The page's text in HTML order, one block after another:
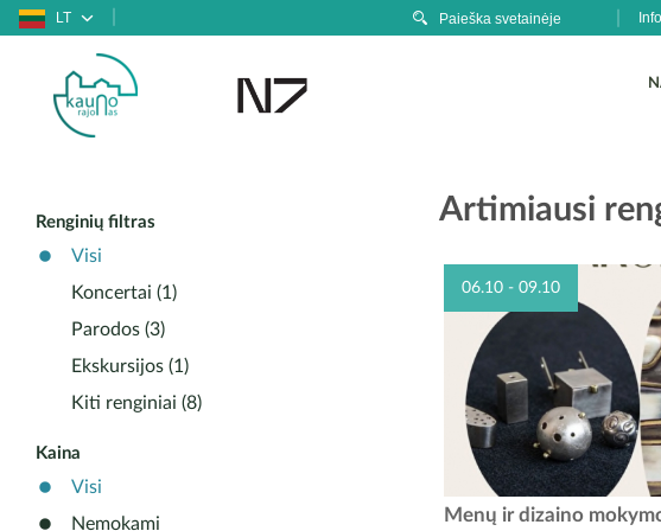
LT
Renginių filtras
Visi
Koncertai (1)
Parodos (3)
Ekskursijos (1)
Kiti renginiai (8)
Kaina
Visi
Nemokami
Artimiausi
06.10 - 09.10
Nuo birželio 10 d. Babtų
Menų ir dizaino